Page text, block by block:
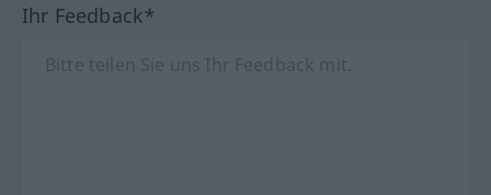
Ihr Feedback*